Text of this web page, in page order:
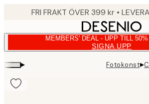
FRI FRAKT ÖVER 399 kr •
MEMBERS' DEAL - UPP TILL
SIGNA UPP
▸ Fotokonst▸